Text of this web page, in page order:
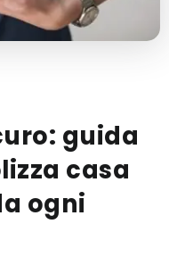
guida
casa
ogni